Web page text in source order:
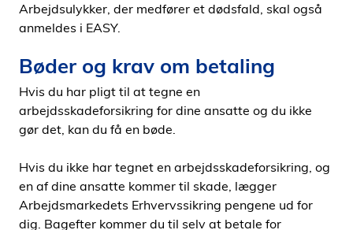
Arbejdsulykker, der medfører et dødsfald, skal også
anmeldes i EASY.
Bøder og krav om betaling
Hvis du har pligt til at tegne en
arbejdsskadeforsikring for dine ansatte og du ikke
gør det, kan du få en bøde.
Hvis du ikke har tegnet en arbejdsskadeforsikring, og
en af dine ansatte kommer til skade, lægger
Arbejdsmarkedets Erhvervssikring pengene ud for
dig. Bagefter kommer du til selv at betale for